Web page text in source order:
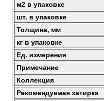
м2 в упаковке
шт. в упаковке
Толщина, мм
кг в упаковке
Ед. измерения
Примечание
Коллекция
Рекомендуемая затирка